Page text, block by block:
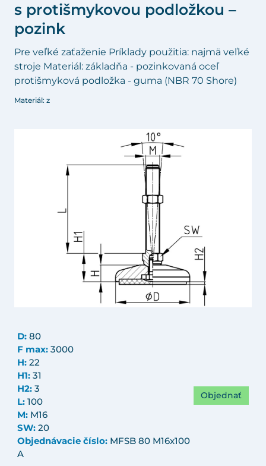
s protišmykovou podložkou –
pozink
Pre veľké zaťaženie Príklady použitia: najmä veľké
stroje Materiál: základňa - pozinkovaná oceľ
protišmyková podložka - guma (NBR 70 Shore)
Materiál: z
D: 80
F max: 3000
H: 22
H1: 31
H2: 3
L: 100
M: M16
SW: 20
Objednávacie číslo: MFSB 80 M16x100
A
Objednať